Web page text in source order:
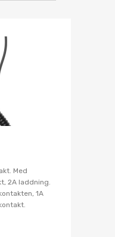
Med
2A laddning.
1A